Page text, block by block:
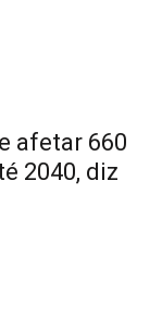
afetar 660
2040, diz